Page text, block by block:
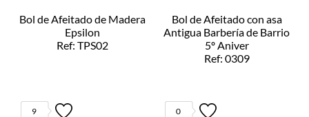
Bol de Afeitado de Madera
Epsilon
Ref: TPS02
Bol de Afeitado con asa
Antigua Barbería de Barrio
5º Aniver
Ref: 0309
9 0